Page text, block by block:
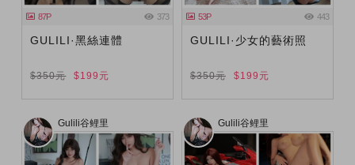
87P 373
GULILI·黑絲連體
$350元 $199元
53P 443
GULILI·少女的藝術照
$350元 $199元
Gulili谷鲤里 Gulili谷鲤里